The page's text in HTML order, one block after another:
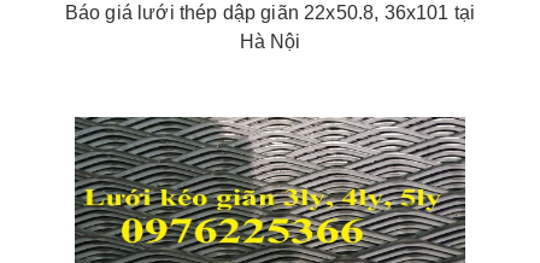
Báo giá lưới thép dập giãn 22x50.8, 36x101 tại
Hà Nội